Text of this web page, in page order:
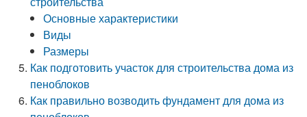
Основные характеристики
Виды
Размеры
Как подготовить участок для строительства дома из
пеноблоков
Как правильно возводить фундамент для дома из